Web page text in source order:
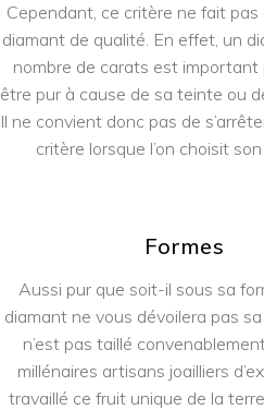
Cependant, ce critère ne fait pas
diamant de qualité. En effet, un
nombre de carats est important
être pur à cause de sa teinte ou
Il ne convient donc pas de
critère lorsque l’on choisit
Formes
Aussi pur que soit-il sous sa
diamant ne vous dévoilera pas sa
n’est pas taillé
millénaires artisans joailliers
travaillé ce fruit unique de la